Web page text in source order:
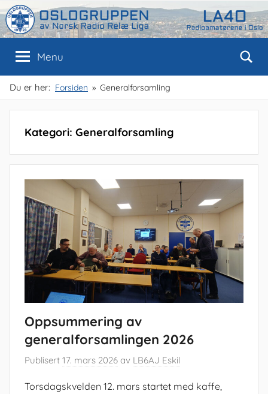
Skip
to
content
Oslogruppen
av
NRRL
Oslo
Menu
Du er her: Forsiden Generalforsamling
Kategori: Generalforsamling
Oppsummering av
generalforsamlingen 2026
Publisert 17. mars 2026 av LB6AJ Eskil
Torsdagskvelden 12. mars startet med kaffe,